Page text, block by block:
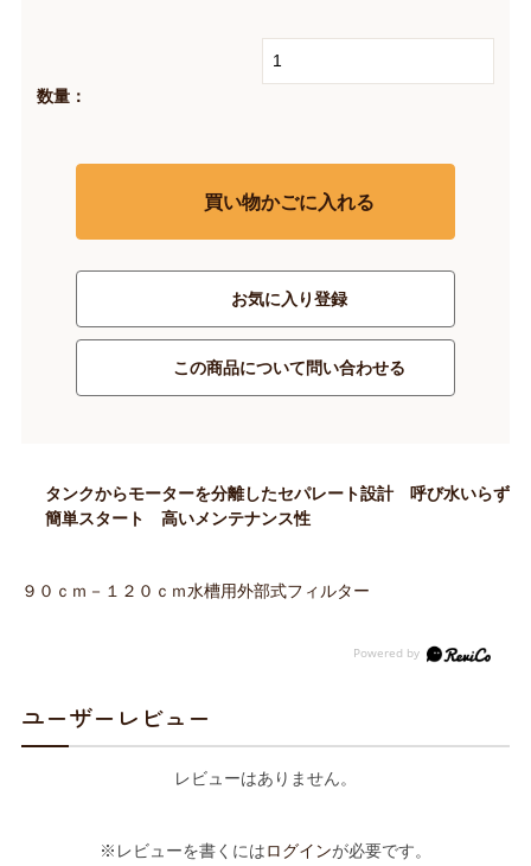
数量：
買い物かごに入れる
お気に入り登録
この商品について問い合わせる
タンクからモーターを分離したセパレート設計 呼び水いらず
簡単スタート 高いメンテナンス性
９０ｃｍ－１２０ｃｍ水槽用外部式フィルター
ユーザーレビュー
レビューはありません。
※レビューを書くにはログインが必要です。